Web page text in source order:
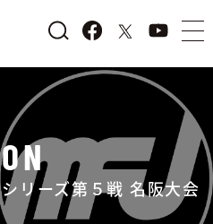
リーズ第５戦 名阪大会